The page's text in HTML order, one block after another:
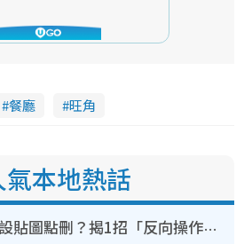
餐廳 旺角
本地熱話
WhatsApp預設貼圖點刪？揭1招「反向操作」還原簡潔介面 附3步實測教學